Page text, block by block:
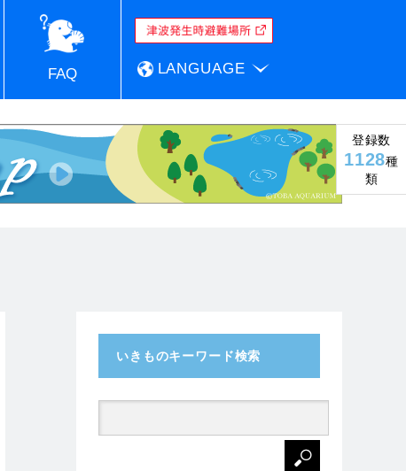
FAQ LANGUAGE
登録数
1128種
類
いきものキーワード検索